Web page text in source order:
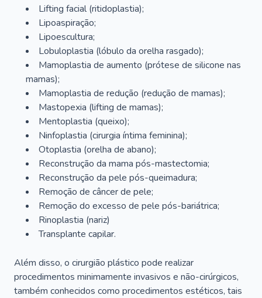
Lifting facial (ritidoplastia);
Lipoaspiração;
Lipoescultura;
Lobuloplastia (lóbulo da orelha rasgado);
Mamoplastia de aumento (prótese de silicone nas
mamas);
Mamoplastia de redução (redução de mamas);
Mastopexia (lifting de mamas);
Mentoplastia (queixo);
Ninfoplastia (cirurgia íntima feminina);
Otoplastia (orelha de abano);
Reconstrução da mama pós-mastectomia;
Reconstrução da pele pós-queimadura;
Remoção de câncer de pele;
Remoção do excesso de pele pós-bariátrica;
Rinoplastia (nariz)
Transplante capilar.
Além disso, o cirurgião plástico pode realizar
procedimentos minimamente invasivos e não-cirúrgicos,
também conhecidos como procedimentos estéticos, tais